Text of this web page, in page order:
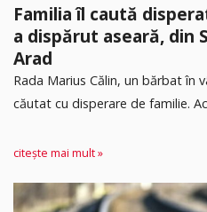
Familia îl caută
a dispărut aseară, din
Arad
Rada Marius Călin, un bărbat în
căutat cu disperare de familie.
citește mai mult »